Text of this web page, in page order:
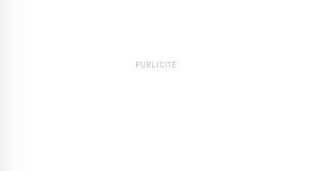
PUBLICITÉ